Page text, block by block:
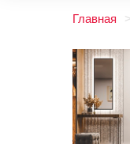
Главная